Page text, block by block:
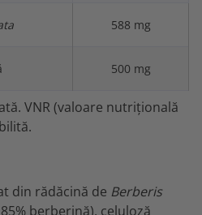
588 mg
500 mg
VNR (valoare nutrițională
din rădăcină de Berberis
berberină), celuloză